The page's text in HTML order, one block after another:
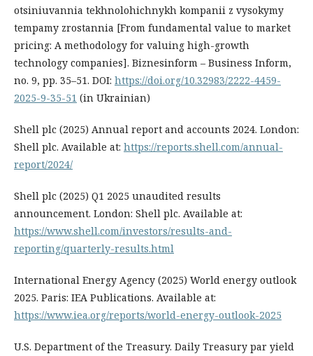
otsiniuvannia tekhnolohichnykh kompanii z vysokymy
tempamy zrostannia [From fundamental value to market
pricing: A methodology for valuing high-growth
technology companies]. Biznesinform – Business Inform,
no. 9, pp. 35–51. DOI: https://doi.org/10.32983/2222-4459-
2025-9-35-51 (in Ukrainian)
Shell plc (2025) Annual report and accounts 2024. London:
Shell plc. Available at: https://reports.shell.com/annual-
report/2024/
Shell plc (2025) Q1 2025 unaudited results
announcement. London: Shell plc. Available at:
https://www.shell.com/investors/results-and-
reporting/quarterly-results.html
International Energy Agency (2025) World energy outlook
2025. Paris: IEA Publications. Available at:
https://www.iea.org/reports/world-energy-outlook-2025
U.S. Department of the Treasury. Daily Treasury par yield